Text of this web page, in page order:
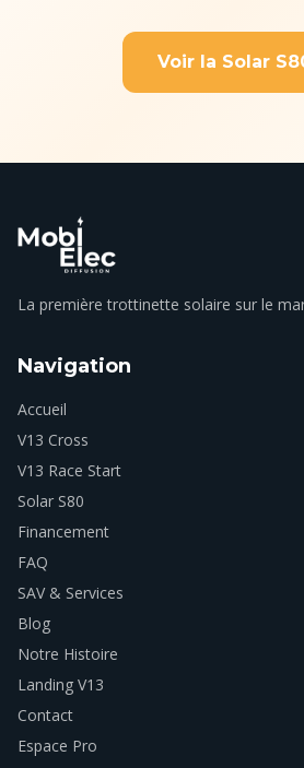
Voir la Solar
La première trottinette solaire sur le
Navigation
Accueil
V13 Cross
V13 Race Start
Solar S80
Financement
FAQ
SAV & Services
Blog
Notre Histoire
Landing V13
Contact
Espace Pro